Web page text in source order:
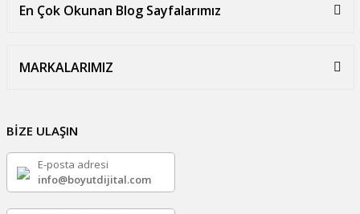
En Çok Okunan Blog Sayfalarımız
MARKALARIMIZ
BİZE ULAŞIN
E-posta adresi
info@boyutdijital.com